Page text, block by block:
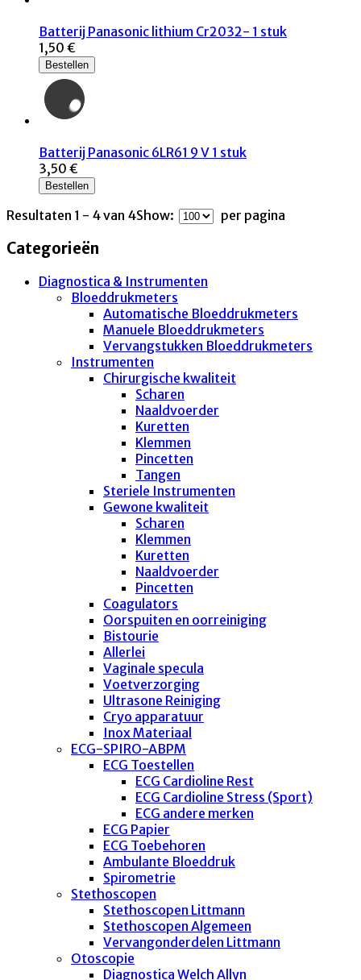
Batterij Panasonic lithium Cr2032- 1 stuk
1,50 €
Bestellen
Batterij Panasonic 6LR61 9 V 1 stuk
3,50 €
Bestellen
Resultaten 1 - 4 van 4Show: per pagina
Categorieën
Diagnostica & Instrumenten
Bloeddrukmeters
Automatische Bloeddrukmeters
Manuele Bloeddrukmeters
Vervangstukken Bloeddrukmeters
Instrumenten
Chirurgische kwaliteit
Scharen
Naaldvoerder
Kuretten
Klemmen
Pincetten
Tangen
Steriele Instrumenten
Gewone kwaliteit
Scharen
Klemmen
Kuretten
Naaldvoerder
Pincetten
Coagulators
Oorspuiten en oorreiniging
Bistourie
Allerlei
Vaginale specula
Voetverzorging
Ultrasone Reiniging
Cryo apparatuur
Inox Materiaal
ECG-SPIRO-ABPM
ECG Toestellen
ECG Cardioline Rest
ECG Cardioline Stress (Sport)
ECG andere merken
ECG Papier
ECG Toebehoren
Ambulante Bloeddruk
Spirometrie
Stethoscopen
Stethoscopen Littmann
Stethoscopen Algemeen
Vervangonderdelen Littmann
Otoscopie
Diagnostica Welch Allyn